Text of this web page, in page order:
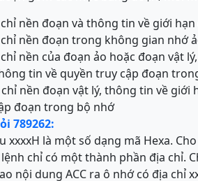
nền đoạn và thông tin về giới
nền đoạn trong không gian nhớ
nền của đoạn ảo hoặc đoạn vật
tin về quyền truy cập đoạn
nền đoạn vật lý, thông tin về
đoạn trong bộ nhớ
789262:
xxxxH là một số dạng mã Hexa.
chỉ có một thành phần địa chỉ.
nội dung ACC ra ô nhớ có địa chỉ